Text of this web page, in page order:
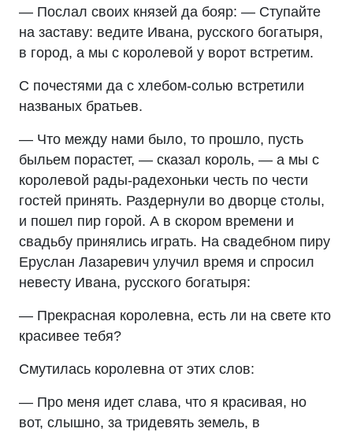
— Послал своих князей да бояр: — Ступайте
на заставу: ведите Ивана, русского богатыря,
в город, а мы с королевой у ворот встретим.
С почестями да с хлебом-солью встретили
названых братьев.
— Что между нами было, то прошло, пусть
быльем порастет, — сказал король, — а мы с
королевой рады-радехоньки честь по чести
гостей принять. Раздернули во дворце столы,
и пошел пир горой. А в скором времени и
свадьбу принялись играть. На свадебном пиру
Еруслан Лазаревич улучил время и спросил
невесту Ивана, русского богатыря:
— Прекрасная королевна, есть ли на свете кто
красивее тебя?
Смутилась королевна от этих слов:
— Про меня идет слава, что я красивая, но
вот, слышно, за тридевять земель, в